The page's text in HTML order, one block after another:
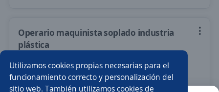
Utilizamos cookies propias necesarias para el
funcionamiento correcto y personalización del
sitio web. También utilizamos cookies de
Operario maquinista soplado industria
plástica
Lanús, Buenos Aires-GBA
$ 1.100.000,00 (Mensual)